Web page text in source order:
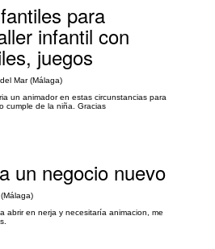
para
infantil con
juegos
Mar (Málaga)
un animador en estas circunstancias para
cumple de la niña. Gracias
un negocio nuevo
abrir en nerja y necesitaría animacion, me